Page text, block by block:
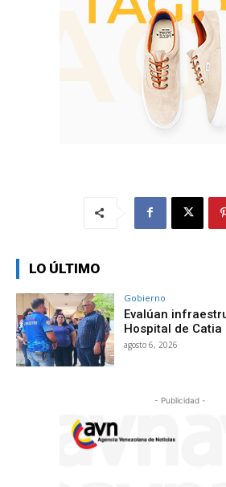
LO ÚLTIMO
Gobierno
Evalúan
Hospital de Catia
agosto 6, 2026
- Publicidad -